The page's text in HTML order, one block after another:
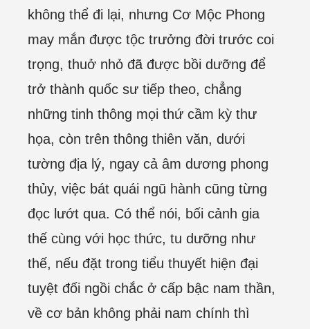
không thể đi lại, nhưng Cơ Mộc Phong
may mắn được tộc trưởng đời trước coi
trọng, thuở nhỏ đã được bồi dưỡng để
trở thành quốc sư tiếp theo, chẳng
những tinh thông mọi thứ cầm kỳ thư
họa, còn trên thông thiên văn, dưới
tường địa lý, ngay cả âm dương phong
thủy, việc bát quái ngũ hành cũng từng
đọc lướt qua. Có thể nói, bối cảnh gia
thế cùng với học thức, tu dưỡng như
thế, nếu đặt trong tiểu thuyết hiện đại
tuyệt đối ngồi chắc ở cấp bậc nam thần,
về cơ bản không phải nam chính thì